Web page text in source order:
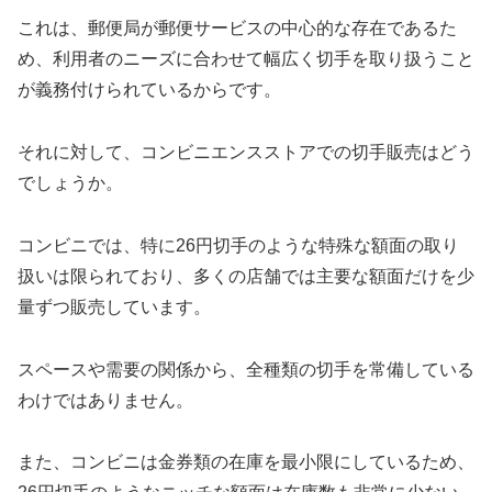
これは、郵便局が郵便サービスの中心的な存在であるた
め、利用者のニーズに合わせて幅広く切手を取り扱うこと
が義務付けられているからです。
それに対して、コンビニエンスストアでの切手販売はどう
でしょうか。
コンビニでは、特に26円切手のような特殊な額面の取り
扱いは限られており、多くの店舗では主要な額面だけを少
量ずつ販売しています。
スペースや需要の関係から、全種類の切手を常備している
わけではありません。
また、コンビニは金券類の在庫を最小限にしているため、